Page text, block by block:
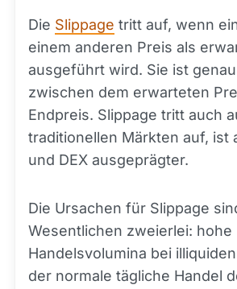
Die Slippage tritt auf, wenn
einem anderen Preis als
ausgeführt wird. Sie ist
zwischen dem erwarteten
Endpreis. Slippage tritt auch
traditionellen Märkten auf, ist
und DEX ausgeprägter.
Die Ursachen für Slippage
Wesentlichen zweierlei: hohe
Handelsvolumina bei
der normale tägliche Handel